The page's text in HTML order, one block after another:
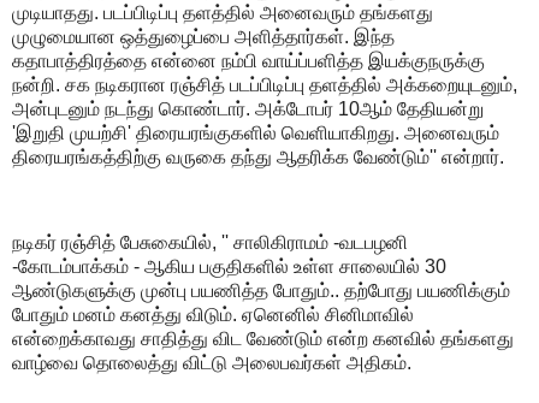
முடியாதது. படப்பிடிப்பு தளத்தில் அனைவரும் தங்களது
முழுமையான ஒத்துழைப்பை அளித்தார்கள். இந்த
கதாபாத்திரத்தை என்னை நம்பி வாய்ப்பளித்த இயக்குநருக்கு
நன்றி.‌ சக நடிகரான ரஞ்சித் படப்பிடிப்பு தளத்தில் அக்கறையுடனும்,
அன்புடனும் நடந்து கொண்டார். அக்டோபர் 10ஆம் தேதியன்று
'இறுதி முயற்சி' திரையரங்குகளில் வெளியாகிறது. அனைவரும்
திரையரங்கத்திற்கு வருகை தந்து ஆதரிக்க வேண்டும்'' என்றார்.
நடிகர் ரஞ்சித் பேசுகையில், '' சாலிகிராமம் -வடபழனி
-கோடம்பாக்கம் - ஆகிய பகுதிகளில் உள்ள சாலையில் 30
ஆண்டுகளுக்கு முன்பு பயணித்த போதும்.. தற்போது பயணிக்கும்
போதும் மனம் கனத்து விடும். ஏனெனில் சினிமாவில்
என்றைக்காவது சாதித்து விட வேண்டும் என்ற கனவில் தங்களது
வாழ்வை தொலைத்து விட்டு அலைபவர்கள் அதிகம்.